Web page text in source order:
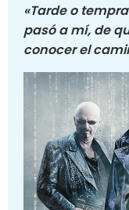
«Tarde o
pasó a mí, de
conocer el